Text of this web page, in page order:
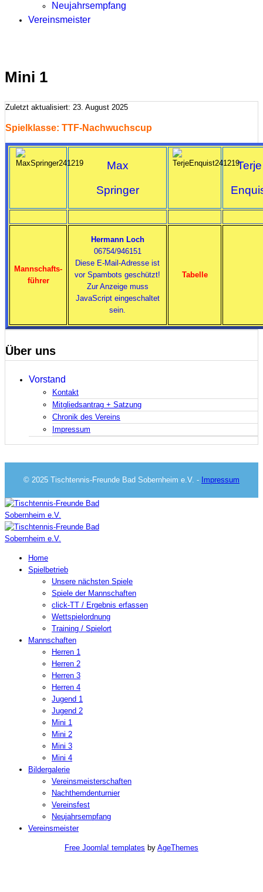
Neujahrsempfang
Vereinsmeister
Mini 1
Zuletzt aktualisiert: 23. August 2025
Spielklasse: TTF-Nachwuchscup
Max
Springer
Terje
Mannschafts-
führer
Hermann Loch
06754/946151
Diese E-Mail-Adresse ist
vor Spambots geschützt!
Zur Anzeige muss
JavaScript eingeschaltet
sein.
Tabelle
Über uns
Vorstand
Kontakt
Mitgliedsantrag + Satzung
Chronik des Vereins
Impressum
© 2025 Tischtennis-Freunde Bad Sobernheim e.V. - Impressum
Home
Spielbetrieb
Unsere nächsten Spiele
Spiele der Mannschaften
click-TT / Ergebnis erfassen
Wettspielordnung
Training / Spielort
Mannschaften
Herren 1
Herren 2
Herren 3
Herren 4
Jugend 1
Jugend 2
Mini 1
Mini 2
Mini 3
Mini 4
Bildergalerie
Vereinsmeisterschaften
Nachthemdenturnier
Vereinsfest
Neujahrsempfang
Vereinsmeister
Free Joomla! templates by AgeThemes